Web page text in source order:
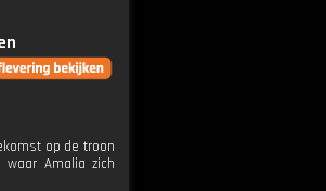
op de troon
Amalia zich